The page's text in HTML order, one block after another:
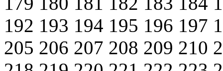
192 193 194 195 196 197
205 206 207 208 209 210